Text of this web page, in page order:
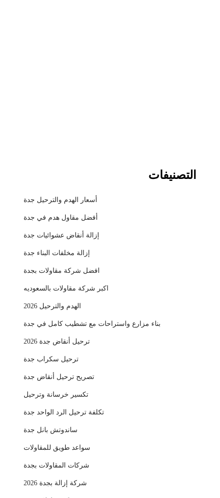
التصنيفات
أسعار الهدم والترحيل جدة
أفضل مقاول هدم في جدة
إزالة أنقاض عشوائيات جدة
إزالة مخلفات البناء جدة
افضل شركة مقاولات بجدة
اكبر شركة مقاولات بالسعوديه
الهدم والترحيل 2026
بناء مزارع واستراحات مع تشطيب كامل في جدة
ترحيل أنقاض جدة 2026
ترحيل سكراب جدة
تصريح ترحيل أنقاض جدة
تكسير خرسانة وترحيل
تكلفة ترحيل الرد الواحد جدة
ساندوتش بانل جدة
سواعد طويق للمقاولات
شركات المقاولات بجدة
شركة إزالة بجدة 2026